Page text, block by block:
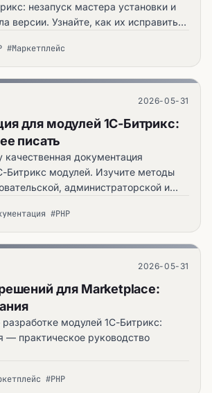
незапуск мастера установки и
версии. Узнайте, как их исправить
#Маркетплейс
2026-05-31
для модулей 1С-Битрикс:
писать
качественная документация
Битрикс модулей. Изучите методы
администраторской и
#PHP
2026-05-31
для Marketplace:
разработке модулей 1С-Битрикс:
— практическое руководство
#PHP